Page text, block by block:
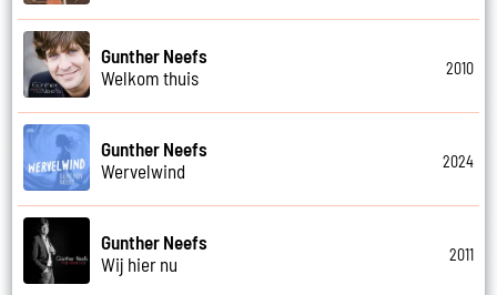
Gunther Neefs
Welkom thuis
2010
Gunther Neefs
Wervelwind
2024
Gunther Neefs
Wij hier nu
2011